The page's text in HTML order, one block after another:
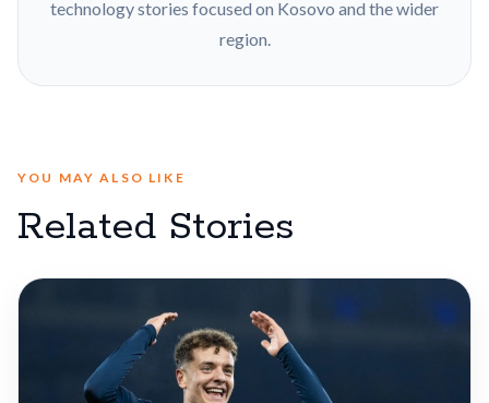
technology stories focused on Kosovo and the wider
region.
YOU MAY ALSO LIKE
Related Stories